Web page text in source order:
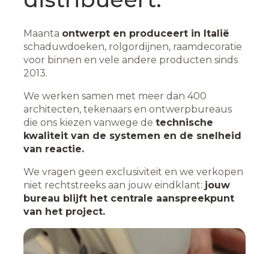
Maanta ontwerpt en produceert in Italië
schaduwdoeken, rolgordijnen, raamdecoratie
voor binnen en vele andere producten sinds
2013.
We werken samen met meer dan 400
architecten, tekenaars en ontwerpbureaus
die ons kiezen vanwege de technische
kwaliteit van de systemen en de snelheid
van reactie.
We vragen geen exclusiviteit en we verkopen
niet rechtstreeks aan jouw eindklant: jouw
bureau blijft het centrale aanspreekpunt
van het project.